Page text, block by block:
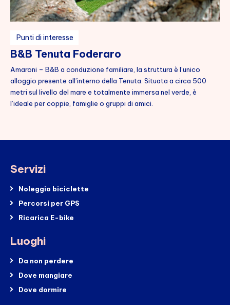
Punti di interesse
B&B Tenuta Foderaro
Amaroni – B&B a conduzione familiare, la struttura è l’unico
alloggio presente all’interno della Tenuta. Situata a circa 500
metri sul livello del mare e totalmente immersa nel verde, è
l’ideale per coppie, famiglie o gruppi di amici.
Servizi
Noleggio biciclette
Percorsi per GPS
Ricarica E-bike
Luoghi
Da non perdere
Dove mangiare
Dove dormire